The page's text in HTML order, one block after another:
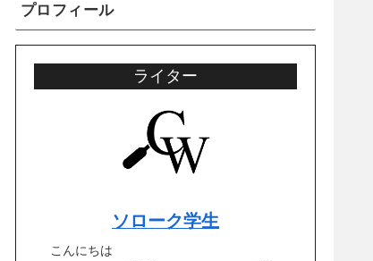
プロフィール
ライター
ソローク学生
こんにちは